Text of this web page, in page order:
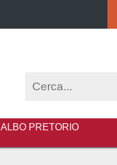
ALBO PRETORIO